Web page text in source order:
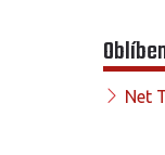
Net